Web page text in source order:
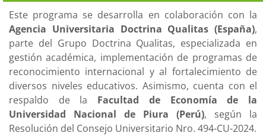
Este programa se desarrolla en colaboración con la
Agencia Universitaria Doctrina Qualitas (España),
parte del Grupo Doctrina Qualitas, especializada en
gestión académica, implementación de programas de
reconocimiento internacional y al fortalecimiento de
diversos niveles educativos. Asimismo, cuenta con el
respaldo de la Facultad de Economía de la
Universidad Nacional de Piura (Perú), según la
Resolución del Consejo Universitario Nro. 494-CU-2024.